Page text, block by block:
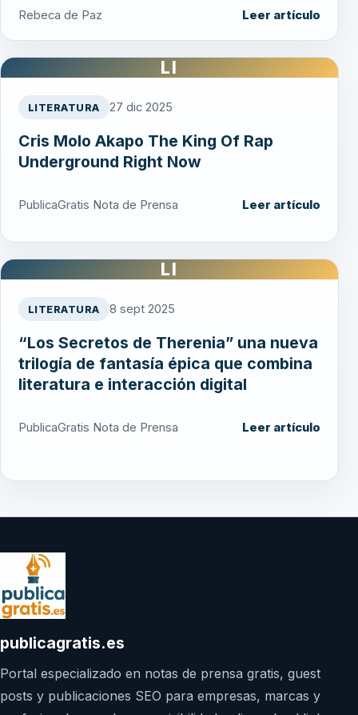
Rebeca de Paz Leer artículo
LI
LITERATURA 27 dic 2025
Cris Molo Akapo The King Of Rap
Underground Right Now
PublicaGratis Nota de Prensa Leer artículo
LI
LITERATURA 8 sept 2025
“Los Secretos de Therenia” una nueva
trilogía de fantasía épica que combina
literatura e interacción digital
PublicaGratis Nota de Prensa Leer artículo
publicagratis.es
Portal especializado en notas de prensa gratis, guest
posts y publicaciones SEO para empresas, marcas y